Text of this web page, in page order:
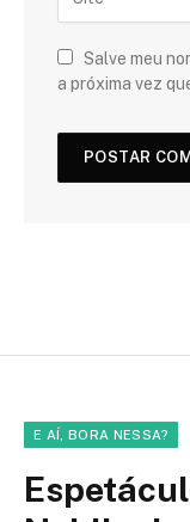
Salve meu
a próxima vez
E AÍ, BORA NESSA?